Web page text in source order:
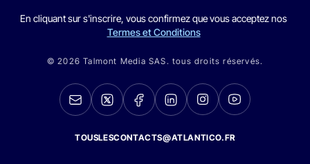
En cliquant sur s'inscrire, vous confirmez que vous acceptez nos
Termes et Conditions
© 2026 Talmont Media SAS. tous droits réservés.
TOUSLESCONTACTS@ATLANTICO.FR